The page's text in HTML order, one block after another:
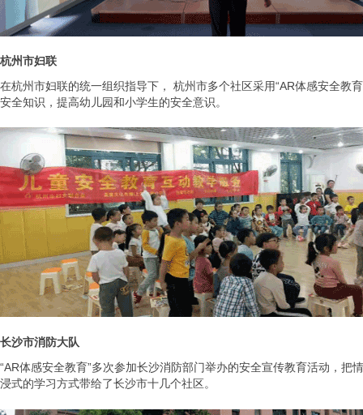
杭州市妇联
在杭州市妇联的统一组织指导下， 杭州市多个社区采用“AR体感安全教
安全知识，提高幼儿园和小学生的安全意识。
长沙市消防大队
“AR体感安全教育”多次参加长沙消防部门举办的安全宣传教育活动，把
浸式的学习方式带给了长沙市十几个社区。